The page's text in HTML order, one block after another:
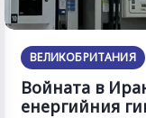
ВЕЛИКОБРИТАНИЯ
Войната в
енергийния